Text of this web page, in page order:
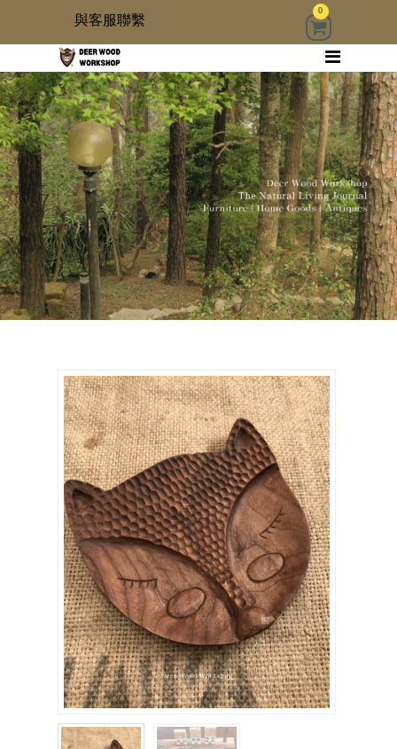
家具
木雜貨
生活器具
古物道具
居家修繕道具材料
關於我們
聯絡我們
客製化相簿
與客服聯繫
0